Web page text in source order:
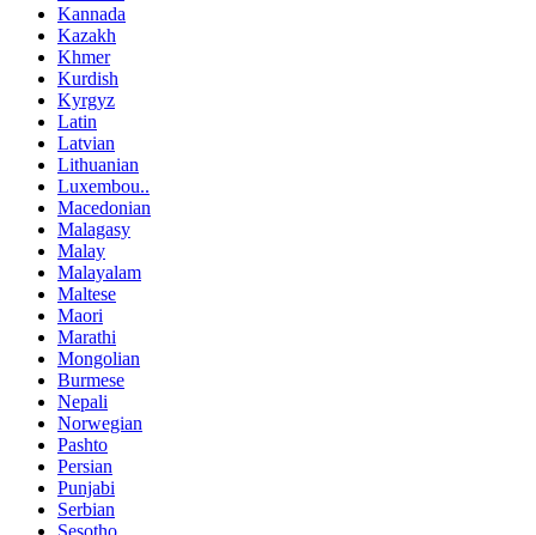
Kannada
Kazakh
Khmer
Kurdish
Kyrgyz
Latin
Latvian
Lithuanian
Luxembou..
Macedonian
Malagasy
Malay
Malayalam
Maltese
Maori
Marathi
Mongolian
Burmese
Nepali
Norwegian
Pashto
Persian
Punjabi
Serbian
Sesotho